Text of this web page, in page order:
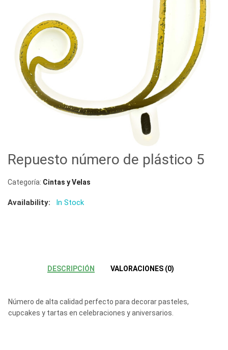
Repuesto número de plástico 5
Categoría: Cintas y Velas
Availability: In Stock
DESCRIPCIÓN VALORACIONES (0)
Número de alta calidad perfecto para decorar pasteles,
cupcakes y tartas en celebraciones y aniversarios.